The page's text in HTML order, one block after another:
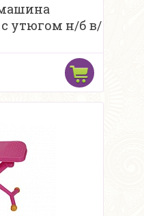
с утюгом н/б в/